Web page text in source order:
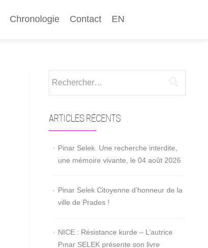
Chronologie Contact EN
ARTICLES RÉCENTS
Pinar Selek. Une recherche interdite,
une mémoire vivante, le 04 août 2026
Pinar Selek Citoyenne d’honneur de la
ville de Prades !
NICE : Résistance kurde – L’autrice
Pınar SELEK présente son livre